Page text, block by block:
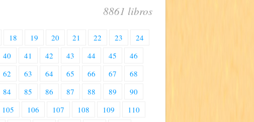
8861 libros
18 19 20 21 22 23
24
40 41 42 43 44 45
46
62 63 64 65 66 67
68
84 85 86 87 88 89
90
105 106 107 108 109
110